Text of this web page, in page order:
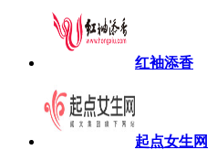
红袖添香
起点女生网